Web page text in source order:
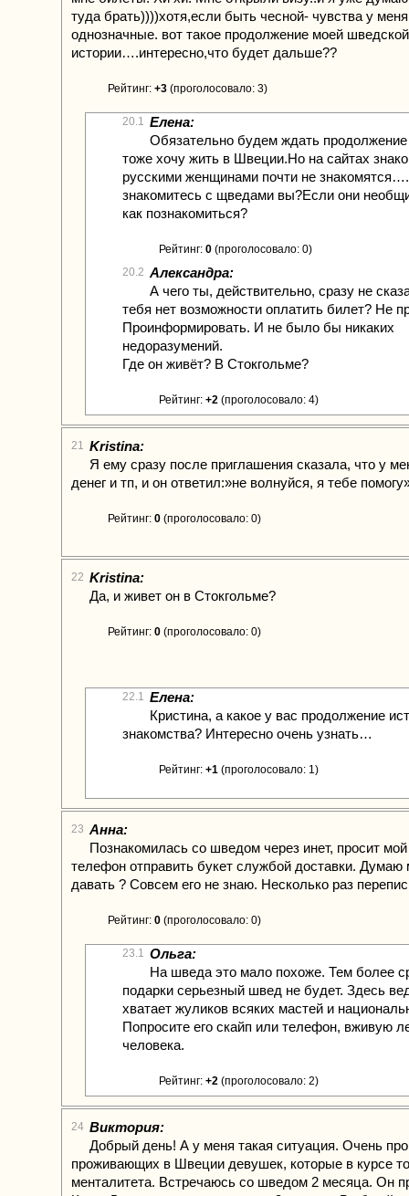
туда брать))))хотя,если быть чесной- чувства у
однозначные. вот такое продолжение моей шведской
истории….интересно,что будет дальше??
Рейтинг: +3 (проголосовало: 3)
20.1 Елена:
Обязательно будем ждать
тоже хочу жить в Швеции.Но на сайтах
русскими женщинами почти не
знакомитесь с щведами вы?Если они
как познакомиться?
Рейтинг: 0 (проголосовало: 0)
20.2 Александра:
А чего ты, действительно, сразу не
тебя нет возможности оплатить билет? Не
Проинформировать. И не было бы никаких
недоразумений.
Где он живёт? В Стокгольме?
Рейтинг: +2 (проголосовало: 4)
21 Kristina:
Я ему сразу после приглашения сказала, что у
денег и тп, и он ответил:»не волнуйся, я тебе
Рейтинг: 0 (проголосовало: 0)
22 Kristina:
Да, и живет он в Стокгольме?
Рейтинг: 0 (проголосовало: 0)
22.1 Елена:
Кристина, а какое у вас продолжение
знакомства? Интересно очень узнать…
Рейтинг: +1 (проголосовало: 1)
23 Анна:
Познакомилась со шведом через инет, просит
телефон отправить букет службой доставки. Думаю
давать ? Совсем его не знаю. Несколько раз
Рейтинг: 0 (проголосовало: 0)
23.1 Ольга:
На шведа это мало похоже. Тем более
подарки серьезный швед не будет. Здесь
хватает жуликов всяких мастей и
Попросите его скайп или телефон, вживую
человека.
Рейтинг: +2 (проголосовало: 2)
24 Виктория:
Добрый день! А у меня такая ситуация. Очень
проживающих в Швеции девушек, которые в курсе
менталитета. Встречаюсь со шведом 2 месяца. Он